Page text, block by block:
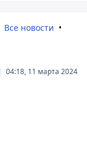
Все новости
04:18, 11 марта 2024